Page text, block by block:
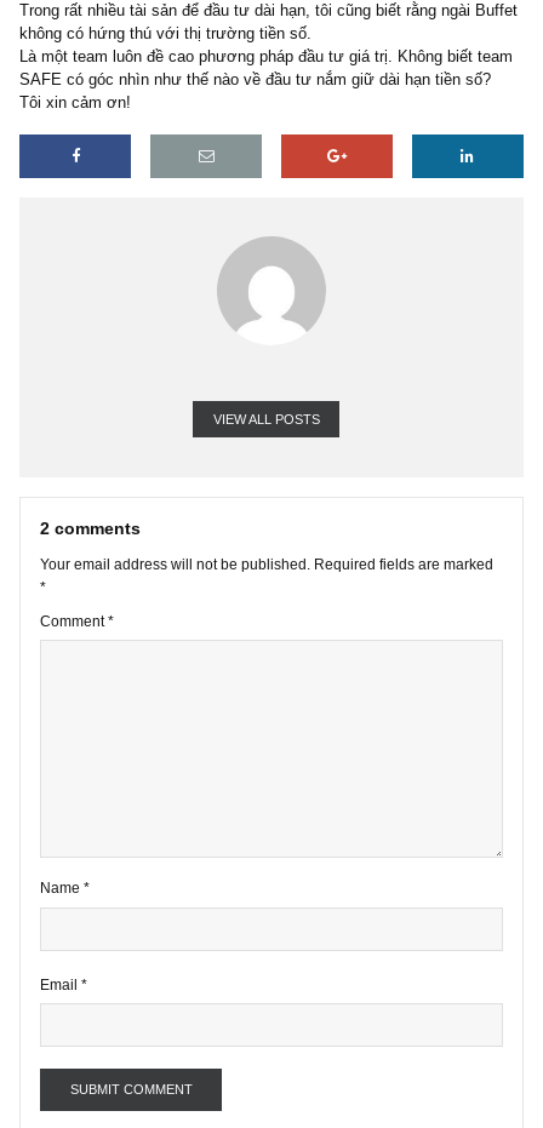
2 replies 27/05/2021
Trong rất nhiều tài sản để đầu tư dài hạn, tôi cũng biết rằng ngài
không có hứng thú với thị trường tiền số.
SAFE có góc nhìn như thế nào về đầu tư nắm giữ dài hạn tiền
Tôi xin cảm ơn!
Name*